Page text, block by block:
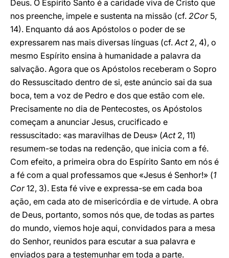
Deus. O Espírito Santo é a caridade viva de Cristo que
nos preenche, impele e sustenta na missão (cf. 2Cor5,
14). Enquanto dá aos Apóstolos o poder de se
expressarem nas mais diversas línguas (cf.Act2, 4), o
mesmo Espírito ensina à humanidade a palavra da
salvação. Agora que os Apóstolos receberam o Sopro
do Ressuscitado dentro de si, este anúncio sai da sua
boca, tem a voz de Pedro e dos que estão com ele.
Precisamente no dia de Pentecostes, os Apóstolos
começam a anunciar Jesus, crucificado e
ressuscitado: «as maravilhas de Deus» (Act2, 11)
resumem-se todas na redenção, que inicia com a fé.
Com efeito, a primeira obra do Espírito Santo em nós é
a fé com a qual professamos que «Jesus é Senhor!» (1
Cor12, 3). Esta fé vive e expressa-se em cada boa
ação, em cada ato de misericórdia e de virtude. A obra
de Deus, portanto, somos nós que, de todas as partes
do mundo, viemos hoje aqui, convidados para a mesa
do Senhor, reunidos para escutar a sua palavra e
enviados para a testemunhar em toda a parte.